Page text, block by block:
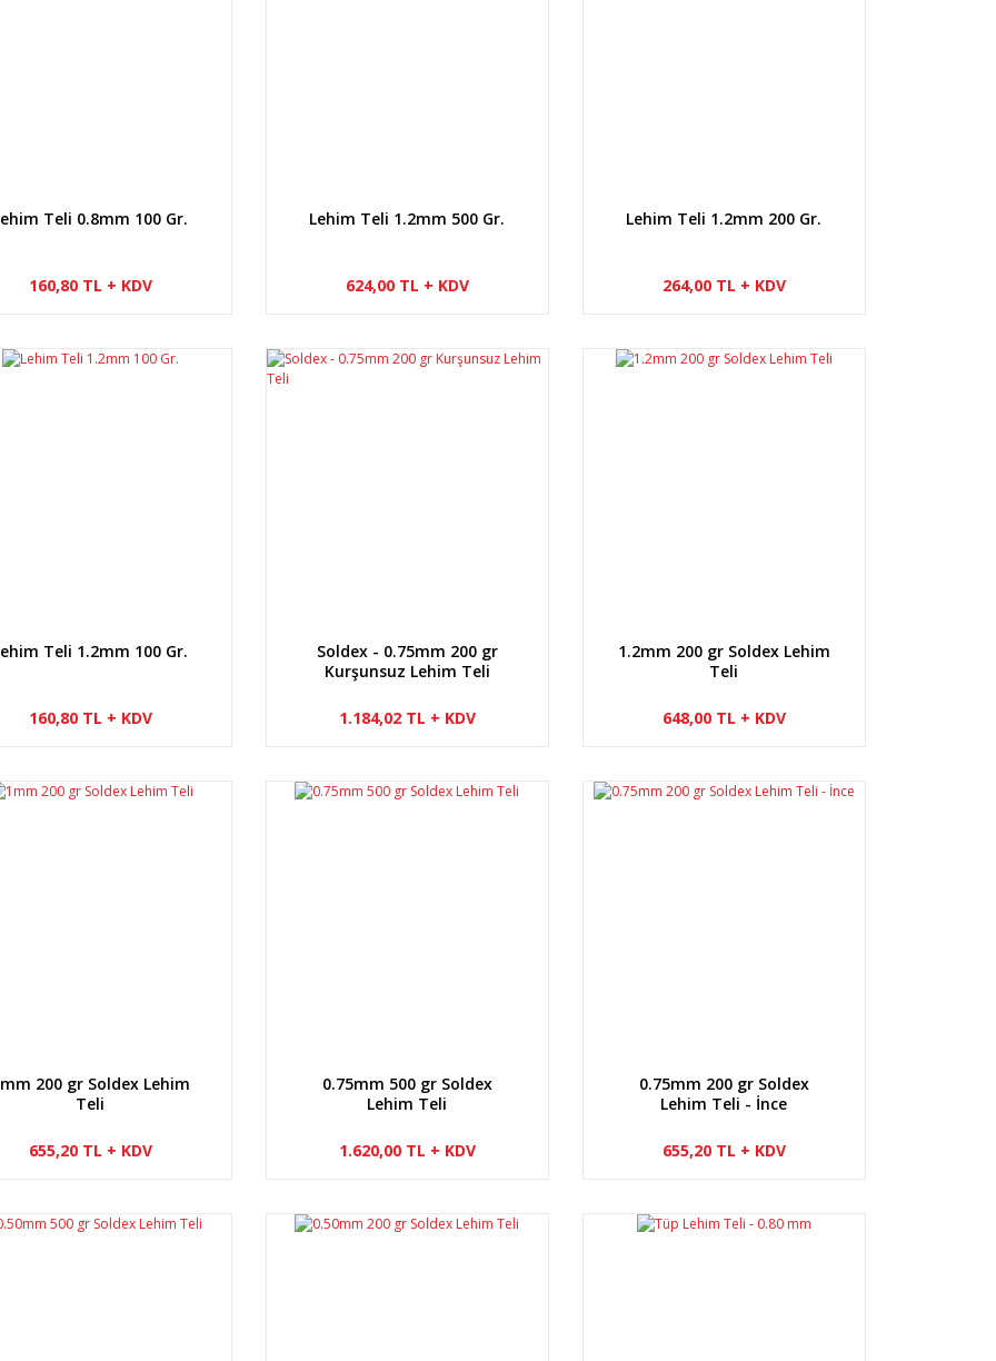
Teli 0.8mm 100 Gr.
160,80 TL + KDV
Lehim Teli 1.2mm 500 Gr.
624,00 TL + KDV
Lehim Teli 1.2mm 200 Gr.
264,00 TL + KDV
Teli 1.2mm 100 Gr.
160,80 TL + KDV
Soldex - 0.75mm 200 gr
Kurşunsuz Lehim Teli
1.184,02 TL + KDV
1.2mm 200 gr Soldex Lehim
Teli
648,00 TL + KDV
200 gr Soldex Lehim
Teli
655,20 TL + KDV
0.75mm 500 gr Soldex
Lehim Teli
1.620,00 TL + KDV
0.75mm 200 gr Soldex
Lehim Teli - İnce
655,20 TL + KDV